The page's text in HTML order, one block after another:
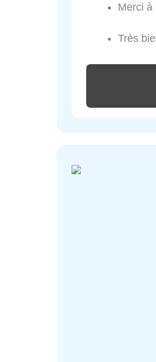
Merci à
Très